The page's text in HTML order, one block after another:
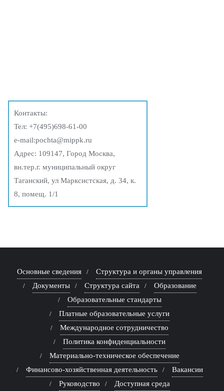
Контакты:
Тел: +7(495)698-61-00
e-mail:pochta@mippk.ru
Адрес: 109147, Город Москва,
вн.тер.г. муниципальный округ
Таганский, ул Марксистская, д. 34, к.
8, помещ. 1/1
Основные сведения
Структура и органы управления
Документы
Структура сайта
Образование
Образовательные стандарты
Платные образовательные услуги
Международное сотрудничество
Политика конфиденциальности
Материально-техническое обеспечение
Финансово-хозяйственная деятельность
Вакансии
Руководство
Доступная среда